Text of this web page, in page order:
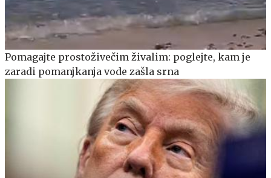
Pomagajte prostoživečim živalim: poglejte, kam je
zaradi pomanjkanja vode zašla srna